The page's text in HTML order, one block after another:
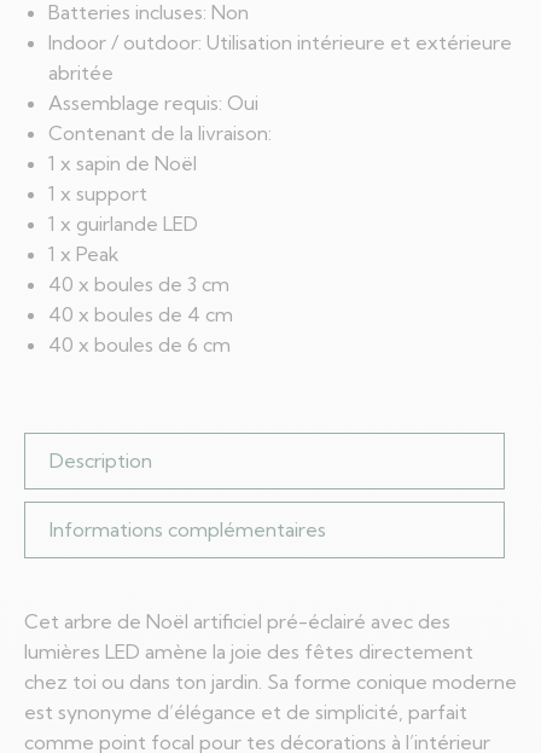
Batteries incluses: Non
Indoor / outdoor: Utilisation intérieure et extérieure
abritée
Assemblage requis: Oui
Contenant de la livraison:
1 x sapin de Noël
1 x support
1 x guirlande LED
1 x Peak
40 x boules de 3 cm
40 x boules de 4 cm
40 x boules de 6 cm
Description
Informations complémentaires
Cet arbre de Noël artificiel pré-éclairé avec des
lumières LED amène la joie des fêtes directement
chez toi ou dans ton jardin. Sa forme conique moderne
est synonyme d’élégance et de simplicité, parfait
comme point focal pour tes décorations à l’intérieur